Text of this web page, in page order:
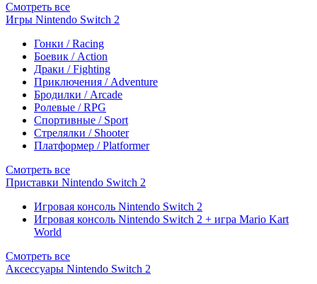
Смотреть все
Игры Nintendo Switch 2
Гонки / Racing
Боевик / Action
Драки / Fighting
Приключения / Adventure
Бродилки / Arcade
Ролевые / RPG
Спортивные / Sport
Стрелялки / Shooter
Платформер / Platformer
Смотреть все
Приставки Nintendo Switch 2
Игровая консоль Nintendo Switch 2
Игровая консоль Nintendo Switch 2 + игра Mario Kart
World
Смотреть все
Аксессуары Nintendo Switch 2